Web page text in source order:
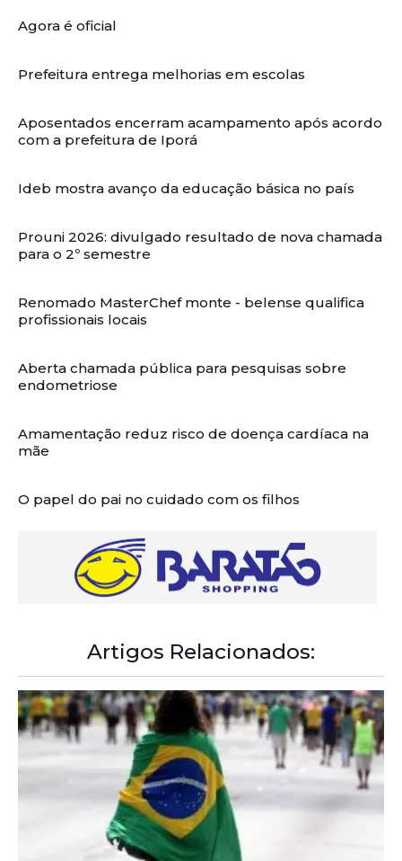
Agora é oficial
Prefeitura entrega melhorias em escolas
Aposentados encerram acampamento após acordo
com a prefeitura de Iporá
Ideb mostra avanço da educação básica no país
Prouni 2026: divulgado resultado de nova chamada
para o 2º semestre
Renomado MasterChef monte - belense qualifica
profissionais locais
Aberta chamada pública para pesquisas sobre
endometriose
Amamentação reduz risco de doença cardíaca na
mãe
O papel do pai no cuidado com os filhos